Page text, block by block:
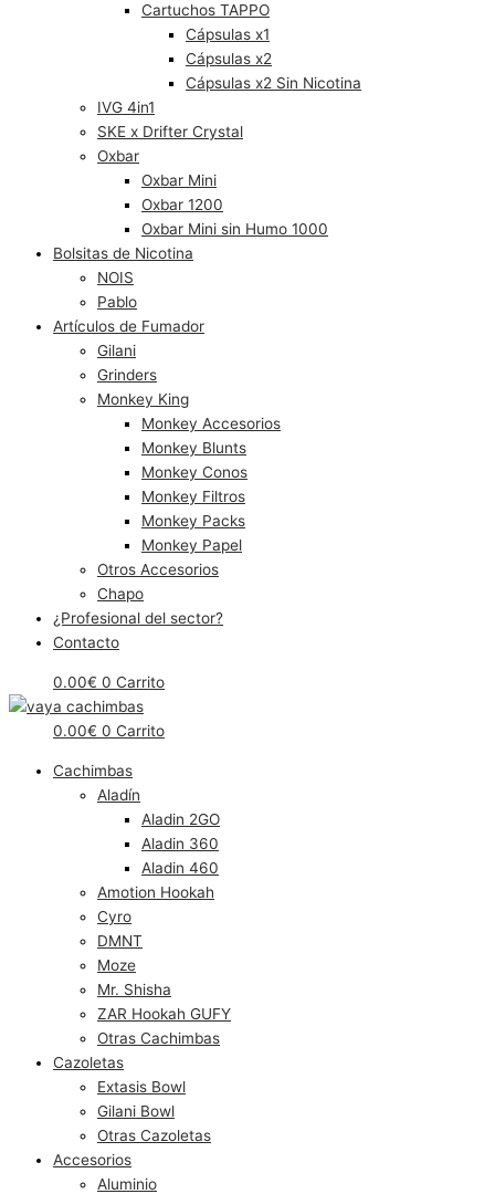
Cartuchos TAPPO
Cápsulas x1
Cápsulas x2
Cápsulas x2 Sin Nicotina
IVG 4in1
SKE x Drifter Crystal
Oxbar
Oxbar Mini
Oxbar 1200
Oxbar Mini sin Humo 1000
Bolsitas de Nicotina
NOIS
Pablo
Artículos de Fumador
Gilani
Grinders
Monkey King
Monkey Accesorios
Monkey Blunts
Monkey Conos
Monkey Filtros
Monkey Packs
Monkey Papel
Otros Accesorios
Chapo
¿Profesional del sector?
Contacto
0.00€ 0 Carrito
0.00€ 0 Carrito
Cachimbas
Aladín
Aladin 2GO
Aladin 360
Aladin 460
Amotion Hookah
Cyro
DMNT
Moze
Mr. Shisha
ZAR Hookah GUFY
Otras Cachimbas
Cazoletas
Extasis Bowl
Gilani Bowl
Otras Cazoletas
Accesorios
Aluminio